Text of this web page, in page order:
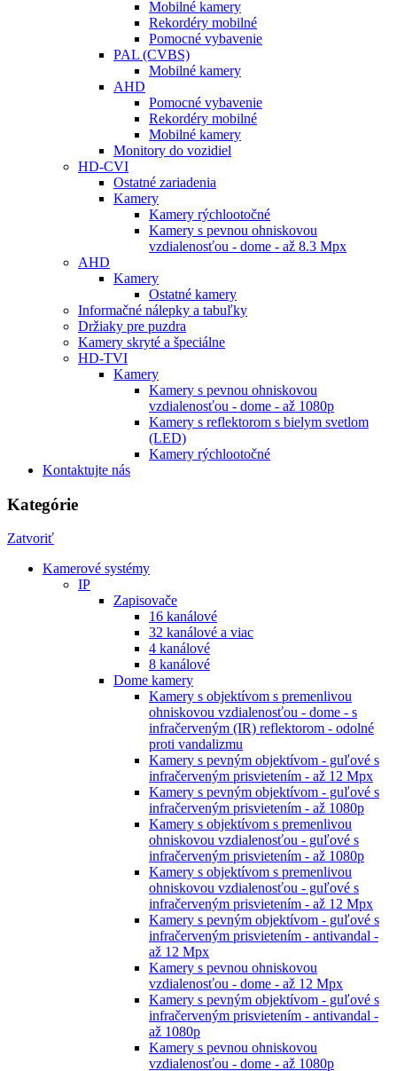
Mobilné kamery
Rekordéry mobilné
Pomocné vybavenie
PAL (CVBS)
Mobilné kamery
AHD
Pomocné vybavenie
Rekordéry mobilné
Mobilné kamery
Monitory do vozidiel
HD-CVI
Ostatné zariadenia
Kamery
Kamery rýchlootočné
Kamery s pevnou ohniskovou
vzdialenosťou - dome - až 8.3 Mpx
AHD
Kamery
Ostatné kamery
Informačné nálepky a tabuľky
Držiaky pre puzdra
Kamery skryté a špeciálne
HD-TVI
Kamery
Kamery s pevnou ohniskovou
vzdialenosťou - dome - až 1080p
Kamery s reflektorom s bielym svetlom
(LED)
Kamery rýchlootočné
Kontaktujte nás
Kategórie
Zatvoriť
Kamerové systémy
IP
Zapisovače
16 kanálové
32 kanálové a viac
4 kanálové
8 kanálové
Dome kamery
Kamery s objektívom s premenlivou
ohniskovou vzdialenosťou - dome - s
infračerveným (IR) reflektorom - odolné
proti vandalizmu
Kamery s pevným objektívom - guľové s
infračerveným prisvietením - až 12 Mpx
Kamery s pevným objektívom - guľové s
infračerveným prisvietením - až 1080p
Kamery s objektívom s premenlivou
ohniskovou vzdialenosťou - guľové s
infračerveným prisvietením - až 1080p
Kamery s objektívom s premenlivou
ohniskovou vzdialenosťou - guľové s
infračerveným prisvietením - až 12 Mpx
Kamery s pevným objektívom - guľové s
infračerveným prisvietením - antivandal -
až 12 Mpx
Kamery s pevnou ohniskovou
vzdialenosťou - dome - až 12 Mpx
Kamery s pevným objektívom - guľové s
infračerveným prisvietením - antivandal -
až 1080p
Kamery s pevnou ohniskovou
vzdialenosťou - dome - až 1080p